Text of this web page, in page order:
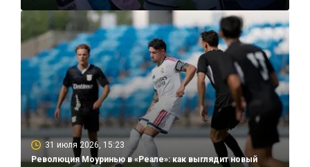
31 июля 2026, 15:23
Революция Моуринью в «Реале»: как выглядит новый